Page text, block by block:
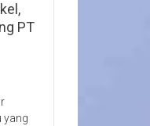
PT
yang